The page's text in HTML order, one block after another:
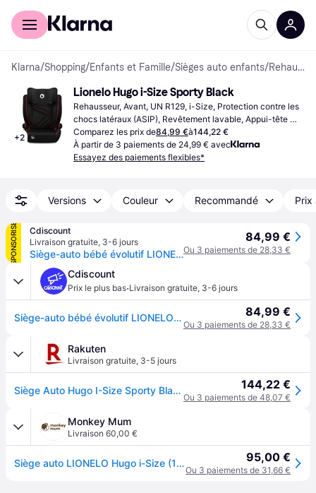
Acheter avec Klarna
Klarna/Shopping/Enfants et Famille/Sièges auto enfants/ Rehausseurs
+2
Lionelo Hugo i-Size Sporty Black
Rehausseur, Avant, UN R129, i-Size, Protection contre les
chocs latéraux (ASIP), Revêtement lavable, Appui-tête
réglable
Comparez les prix de84,99 €à144,22 €
À partir de 3 paiements de 24,99 € avec
Essayez des paiements flexibles*
Versions Couleur Recommandé Prix
SPONSORISÉ
Cdiscount
Livraison gratuite, 3-6 jours
Siège-auto bébé évolutif LIONELO Hugo i-Size - ISOFIX - 100-150 cm - Groupe 2/3 - Têtière réglable en hauteur - Noir-Rouge
84,99 €
Ou 3 paiements de 28,33 €
Cdiscount
Prix le plus bas·Livraison gratuite, 3-6 jours
Siège-auto bébé évolutif LIONELO Hugo i-Size - ISOFIX - 100-150 cm - Groupe 2/3 - Têtière réglable en hauteur - Noir-Rouge 84,99 €
Ou 3 paiements de 28,33 €
Rakuten
Livraison gratuite, 3-5 jours
Siège Auto Hugo I-Size Sporty Black Red 144,22 €
Ou 3 paiements de 48,07 €
Monkey Mum
Livraison 60,00 €
Siège auto LIONELO Hugo i-Size (100-150 cm) Sporty Black Red 95,00 €
Ou 3 paiements de 31,66 €